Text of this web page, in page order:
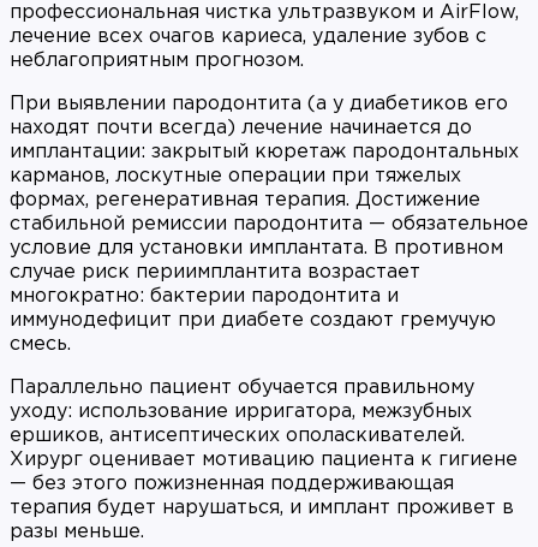
профессиональная чистка ультразвуком и AirFlow,
лечение всех очагов кариеса, удаление зубов с
неблагоприятным прогнозом.
При выявлении пародонтита (а у диабетиков его
находят почти всегда) лечение начинается до
имплантации: закрытый кюретаж пародонтальных
карманов, лоскутные операции при тяжелых
формах, регенеративная терапия. Достижение
стабильной ремиссии пародонтита — обязательное
условие для установки имплантата. В противном
случае риск периимплантита возрастает
многократно: бактерии пародонтита и
иммунодефицит при диабете создают гремучую
смесь.
Параллельно пациент обучается правильному
уходу: использование ирригатора, межзубных
ершиков, антисептических ополаскивателей.
Хирург оценивает мотивацию пациента к гигиене
— без этого пожизненная поддерживающая
терапия будет нарушаться, и имплант проживет в
разы меньше.